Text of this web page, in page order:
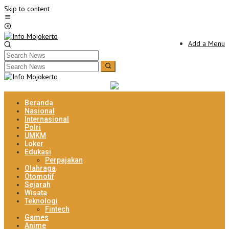
Skip to content
Add a Menu
Beranda
Nasional
Internasional
Polri
UMKM
Loker
Edukasi
Perpajakan
Olahraga
Otomotif
Sejarah
Wisata
Teknologi
Fintech
Games
Anime